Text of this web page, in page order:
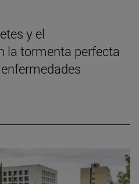
y el
la tormenta perfecta